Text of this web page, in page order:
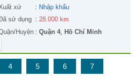
xứ : Nhập khẩu
sử dụng : 28.000 km
Huyện : Quận 4, Hồ Chí Minh
4 5 6 7